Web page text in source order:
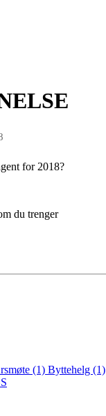
for 2018?
du trenger
(1) Byttehelg (1)